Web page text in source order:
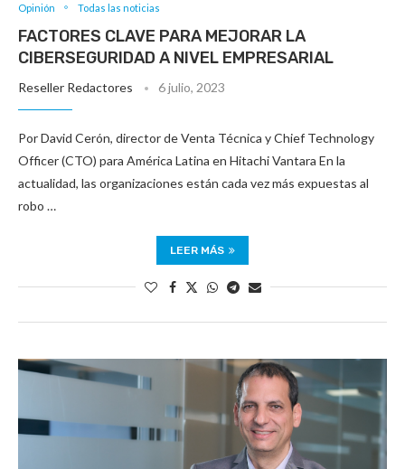
Opinión Todas las noticias
FACTORES CLAVE PARA MEJORAR LA
CIBERSEGURIDAD A NIVEL EMPRESARIAL
Reseller Redactores 6 julio, 2023
Por David Cerón, director de Venta Técnica y Chief Technology
Officer (CTO) para América Latina en Hitachi Vantara En la
actualidad, las organizaciones están cada vez más expuestas al
robo …
LEER MÁS